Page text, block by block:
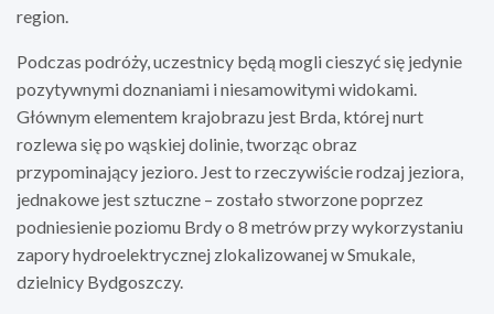
region.
Podczas podróży, uczestnicy będą mogli cieszyć się jedynie
pozytywnymi doznaniami i niesamowitymi widokami.
Głównym elementem krajobrazu jest Brda, której nurt
rozlewa się po wąskiej dolinie, tworząc obraz
przypominający jezioro. Jest to rzeczywiście rodzaj jeziora,
jednakowe jest sztuczne – zostało stworzone poprzez
podniesienie poziomu Brdy o 8 metrów przy wykorzystaniu
zapory hydroelektrycznej zlokalizowanej w Smukale,
dzielnicy Bydgoszczy.